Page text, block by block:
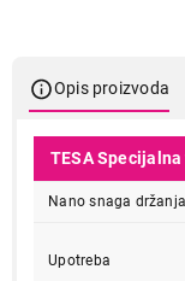
Opis proizvoda
TESA
Nano snaga držanja
Upotreba